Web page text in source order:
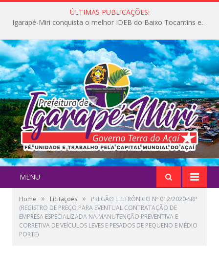
ÚLTIMAS PUBLICAÇÕES:
Igarapé-Miri conquista o melhor IDEB do Baixo Tocantins e avança na qualidade da educação pública
MENU
Home » Licitações »
PREGÃO ELETRÔNICO Nº 012/2020-SRP
(REGISTRO DE PREÇO PARA EVENTUAL CONTRATAÇÃO DE
EMPRESA ESPECIALIZADA NA MANUTENÇÃO PREVENTIVA E
CORRETIVA DE VEÍCULOS LEVES E PESADOS DE PEQUENO E MÉDIO
PORTE)